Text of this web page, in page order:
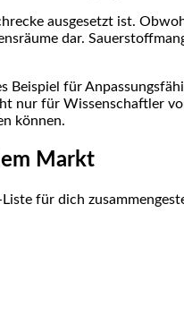
ausgesetzt⁤ ist.
⁤dar.
Beispiel für⁤
für Wissenschaftler
können.
Markt
für dich